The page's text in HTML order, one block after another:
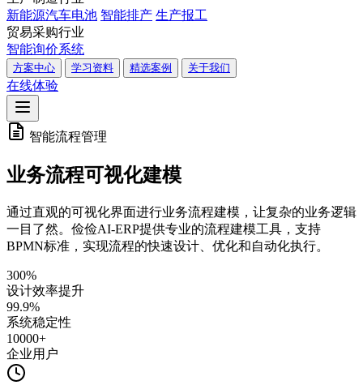
新能源汽车电池 智能排产 生产报工
贸易采购行业
智能询价系统
方案中心 学习资料 精选案例 关于我们
在线体验
智能流程管理
业务流程可视化建模
通过直观的可视化界面进行业务流程建模，让复杂的业务逻辑
一目了然。俭俭AI-ERP提供专业的流程建模工具，支持
BPMN标准，实现流程的快速设计、优化和自动化执行。
300%
设计效率提升
99.9%
系统稳定性
10000+
企业用户